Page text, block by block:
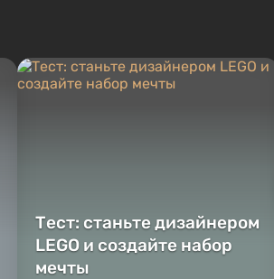
Тест: станьте дизайнером
LEGO и создайте набор
мечты